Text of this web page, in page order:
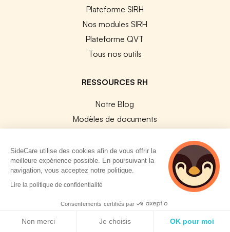
Plateforme SIRH
Nos modules SIRH
Plateforme QVT
Tous nos outils
RESSOURCES RH
Notre Blog
Modèles de documents
Les conventions collectives
Les codes APE / NAF
Le PMSS par année
Bureaux CPAM
SideCare utilise des cookies afin de vous offrir la
meilleure expérience possible. En poursuivant la
navigation, vous acceptez notre politique.
Lire la politique de confidentialité
Consentements certifiés par
Non merci Je choisis OK pour moi
2 personnes
consultent
actuellement cette